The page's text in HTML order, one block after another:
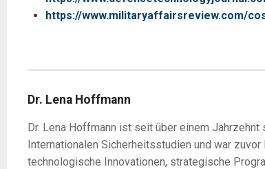
https://www.militaryaffairsreview.com/
Dr. Lena Hoffmann
Dr. Lena Hoffmann ist seit über einem
Internationalen Sicherheitsstudien und war
technologische Innovationen, strategische